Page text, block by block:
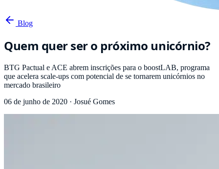
Blog
Quem quer ser o próximo unicórnio?
BTG Pactual e ACE abrem inscrições para o boostLAB, programa
que acelera scale-ups com potencial de se tornarem unicórnios no
mercado brasileiro
06 de junho de 2020 · Josué Gomes